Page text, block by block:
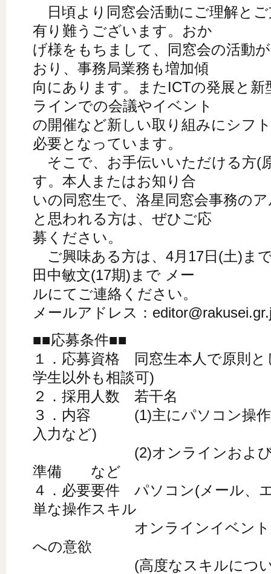
日頃より同窓会活動にご理解と
有り難うございます。おか
げ様をもちまして、同窓会の活動
おり、事務局業務も増加傾
向にあります。またICTの発展と
ラインでの会議やイベント
の開催など新しい取り組みにシフ
必要となっています。
そこで、お手伝いいただける方(
す。本人またはお知り合
いの同窓生で、洛星同窓会事務の
と思われる方は、ぜひご応
募ください。
ご興味ある方は、4月17日(土)ま
田中敏文(17期)まで メー
ルにてご連絡ください。
メールアドレス：
■■応募条件■■
１．応募資格 同窓生本人で原則
学生以外も相談可)
２．採用人数 若干名
３．内容 (1)主にパソコン操作(
入力など)
(2)オンラインおよびオ
準備 など
４．必要要件 パソコン(メール、
単な操作スキル
オンラインイベントの技
への意欲
(高度なスキルについて